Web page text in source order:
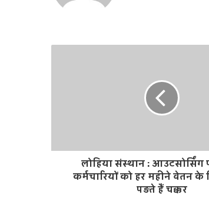
लोहिया संस्थान : आउटसोर्सिंग
कर्मचारियों को हर महीने वेतन के
पड़ते हैं चक्कर